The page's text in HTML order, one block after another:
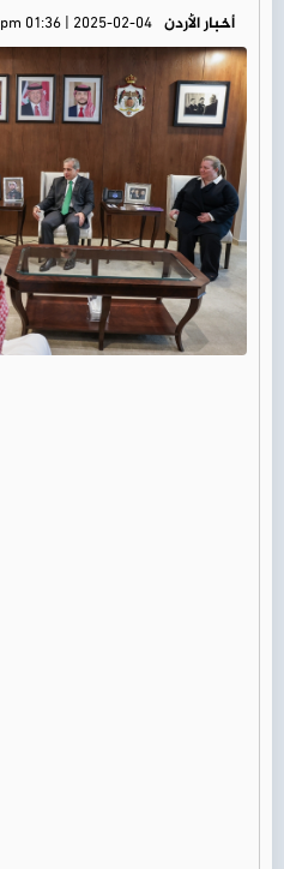
أخبار الأردن pm 01:36 | 2025-02-04 - الثلاثاء